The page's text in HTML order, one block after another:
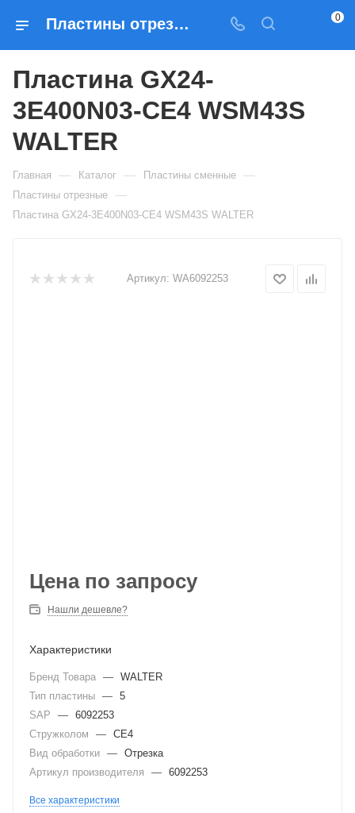
Пластины отрезные Пластина GX24-3E400N03-CE4 WSM43S WALTER — купить по выгодным ценам в Москве 0
Пластина GX24-
3E400N03-CE4 WSM43S
WALTER
Главная — Каталог — Пластины сменные —
Пластины отрезные —
Пластина GX24-3E400N03-CE4 WSM43S WALTER
Артикул: WA6092253
Цена по запросу
Нашли дешевле?
Характеристики
Бренд Товара — WALTER
Тип пластины — 5
SAP
— 6092253
Стружколом
— CE4
Вид обработки — Отрезка
Артикул производителя
— 6092253
Все характеристики